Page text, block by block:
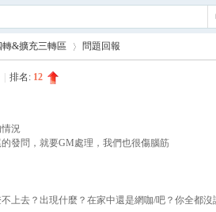
&擴充三轉區 問題回報
排名: 12
況
發問，就要GM處理，我們也很傷腦筋
不上去？出現什麼？在家中還是網咖/吧？你全都